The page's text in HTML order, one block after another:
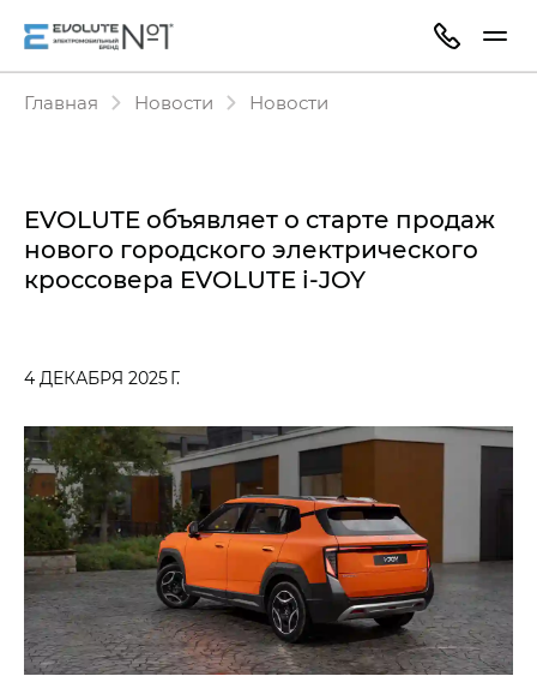
Главная Новости Новости
EVOLUTE объявляет о старте продаж
нового городского электрического
кроссовера EVOLUTE i‑JOY
4 ДЕКАБРЯ 2025 Г.